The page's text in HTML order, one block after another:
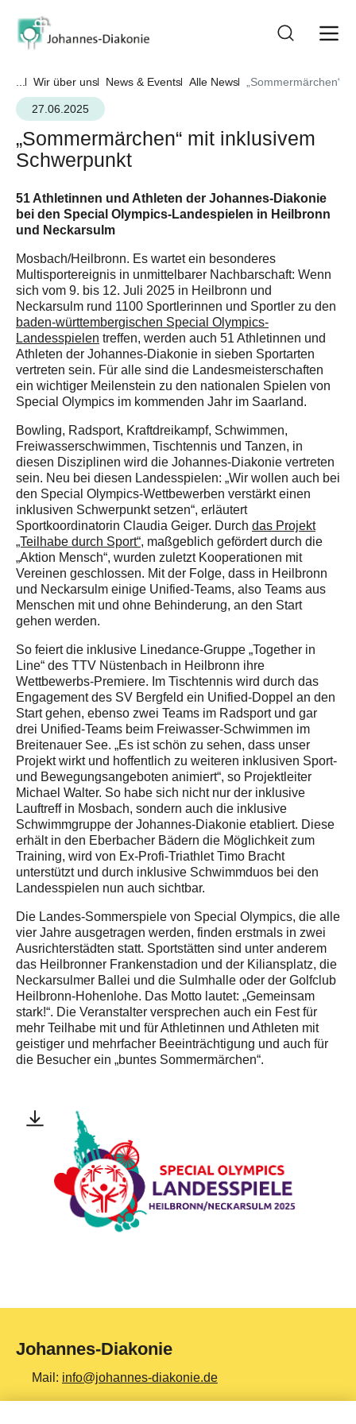
... Wir über uns News & Events Alle News „Sommermärchen“
27.06.2025
„Sommermärchen“ mit inklusivem
Schwerpunkt
51 Athletinnen und Athleten der Johannes-Diakonie
bei den Special Olympics-Landespielen in Heilbronn
und Neckarsulm
Mosbach/Heilbronn. Es wartet ein besonderes
Multisportereignis in unmittelbarer Nachbarschaft: Wenn
sich vom 9. bis 12. Juli 2025 in Heilbronn und
Neckarsulm rund 1100 Sportlerinnen und Sportler zu den
baden-württembergischen Special Olympics-
Landesspielen treffen, werden auch 51 Athletinnen und
Athleten der Johannes-Diakonie in sieben Sportarten
vertreten sein. Für alle sind die Landesmeisterschaften
ein wichtiger Meilenstein zu den nationalen Spielen von
Special Olympics im kommenden Jahr im Saarland.
Bowling, Radsport, Kraftdreikampf, Schwimmen,
Freiwasserschwimmen, Tischtennis und Tanzen, in
diesen Disziplinen wird die Johannes-Diakonie vertreten
sein. Neu bei diesen Landesspielen: „Wir wollen auch bei
den Special Olympics-Wettbewerben verstärkt einen
inklusiven Schwerpunkt setzen“, erläutert
Sportkoordinatorin Claudia Geiger. Durch das Projekt
„Teilhabe durch Sport“, maßgeblich gefördert durch die
„Aktion Mensch“, wurden zuletzt Kooperationen mit
Vereinen geschlossen. Mit der Folge, dass in Heilbronn
und Neckarsulm einige Unified-Teams, also Teams aus
Menschen mit und ohne Behinderung, an den Start
gehen werden.
So feiert die inklusive Linedance-Gruppe „Together in
Line“ des TTV Nüstenbach in Heilbronn ihre
Wettbewerbs-Premiere. Im Tischtennis wird durch das
Engagement des SV Bergfeld ein Unified-Doppel an den
Start gehen, ebenso zwei Teams im Radsport und gar
drei Unified-Teams beim Freiwasser-Schwimmen im
Breitenauer See. „Es ist schön zu sehen, dass unser
Projekt wirkt und hoffentlich zu weiteren inklusiven Sport-
und Bewegungsangeboten animiert“, so Projektleiter
Michael Walter. So habe sich nicht nur der inklusive
Lauftreff in Mosbach, sondern auch die inklusive
Schwimmgruppe der Johannes-Diakonie etabliert. Diese
erhält in den Eberbacher Bädern die Möglichkeit zum
Training, wird von Ex-Profi-Triathlet Timo Bracht
unterstützt und durch inklusive Schwimmduos bei den
Landesspielen nun auch sichtbar.
Die Landes-Sommerspiele von Special Olympics, die alle
vier Jahre ausgetragen werden, finden erstmals in zwei
Ausrichterstädten statt. Sportstätten sind unter anderem
das Heilbronner Frankenstadion und der Kiliansplatz, die
Neckarsulmer Ballei und die Sulmhalle oder der Golfclub
Heilbronn-Hohenlohe. Das Motto lautet: „Gemeinsam
stark!“. Die Veranstalter versprechen auch ein Fest für
mehr Teilhabe mit und für Athletinnen und Athleten mit
geistiger und mehrfacher Beeinträchtigung und auch für
die Besucher ein „buntes Sommermärchen“.
Johannes-Diakonie
Mail: info@johannes-diakonie.de
Tel:06261 - 88-0